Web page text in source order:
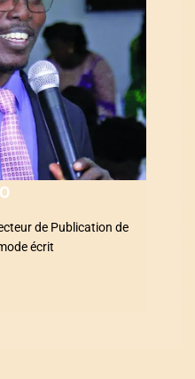
de Publication de
écrit